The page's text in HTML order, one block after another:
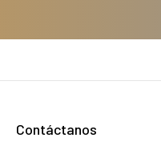
Contáctanos